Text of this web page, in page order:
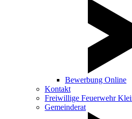
Bewerbung Online
Kontakt
Freiwillige Feuerwehr
Gemeinderat